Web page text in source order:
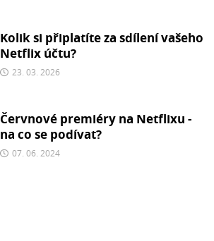
Kolik si připlatíte za sdílení vašeho
Netflix účtu?
23. 03. 2026
Červnové premiéry na Netflixu -
na co se podívat?
07. 06. 2024